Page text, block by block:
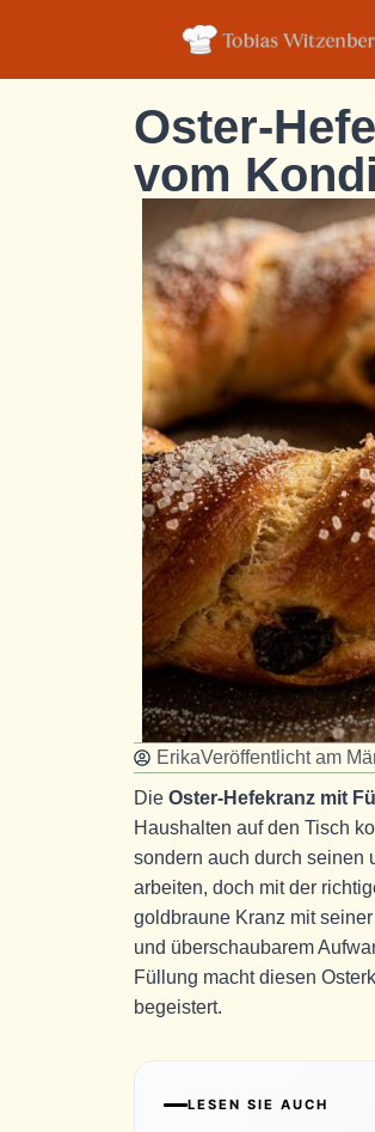
Oster-
vom
ErikaVeröffentlicht am
Die Oster-Hefekranz mit
Haushalten auf den Tisch
sondern auch durch seinen
arbeiten, doch mit der
goldbraune Kranz mit
und überschaubarem
Füllung macht diesen
begeistert.
LESEN SIE AUCH